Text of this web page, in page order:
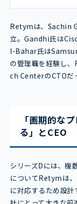
Retymは、Sachin
立。Gandhi氏は
l-Bahar氏は
の管理職を経験し
ch CenterのCTOだ
「画期的な
る」とCEO
シリーズDには、複
についてRetymは
に対応するため設